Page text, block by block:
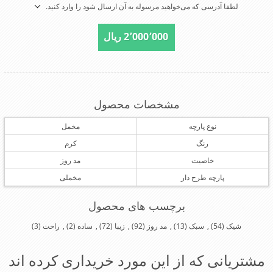
لطفا آدرسی که می‌خواهید مرسوله به آن ارسال شود را وارد کنید.
2٬000٬000 ریال
مشخصات محصول
نوع پارچه
مخمل
رنگ
کرم
خاصیت
مد روز
پارچه طرح دار
مخملی
برچسب های محصول
شیک (54)
, سبک (13)
, مد روز (92)
, زیبا (72)
, ساده (2)
, راحت (3)
مشتریانی که از این مورد خریداری کرده اند